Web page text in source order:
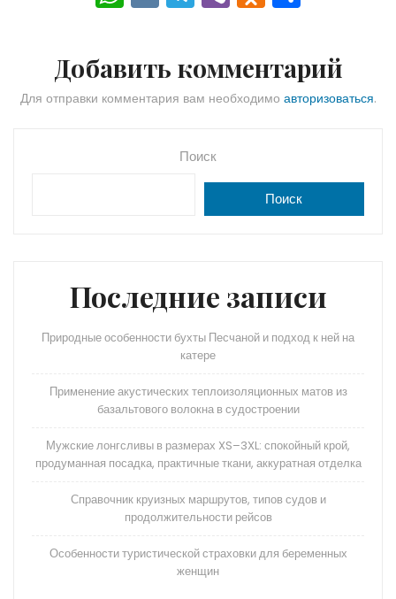
h
ts
A
K el
gr
a
b d
o
kl
s
ni
а
в
Добавить комментарий
Для отправки комментария вам необходимо авторизоваться.
Поиск
Поиск
Последние записи
Природные особенности бухты Песчаной и подход к ней на
катере
Применение акустических теплоизоляционных матов из
базальтового волокна в судостроении
Мужские лонгсливы в размерах XS–3XL: спокойный крой,
продуманная посадка, практичные ткани, аккуратная отделка
Справочник круизных маршрутов, типов судов и
продолжительности рейсов
Особенности туристической страховки для беременных
женщин